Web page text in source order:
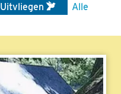
Uitvliegen
Alle